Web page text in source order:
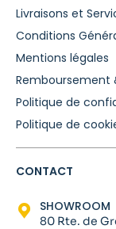
Livraisons et
Conditions
Mentions légales
Remboursement
Politique de
Politique de
CONTACT
SHOWROOM
80 Rte. de